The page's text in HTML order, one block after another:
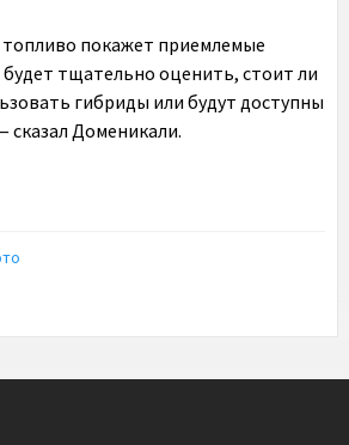
топливо покажет приемлемые
тщательно оценить, стоит ли
гибриды или будут доступны
сказал Доменикали.